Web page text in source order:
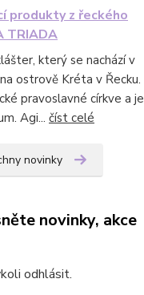
produkty z řeckého
TRIADA
který se nachází v
ostrově Kréta v Řecku.
pravoslavné církve a je
Agi... číst celé
novinky
novinky, akce
odhlásit.